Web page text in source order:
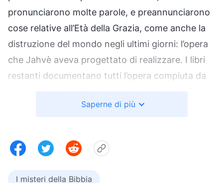
pronunciarono molte parole, e preannunciarono
cose relative all’Età della Grazia, come anche la
distruzione del mondo negli ultimi giorni: l’opera
che Jahvè aveva progettato di realizzare. I libri
restanti documentano tutti l’opera compiuta da
si acquisiscono informazioni perlopiù relative a
Testamento documenta soprattutto come Jahvè
operò nel guidare Israele, come fece uscire gli
Saperne di più
I misteri della Bibbia